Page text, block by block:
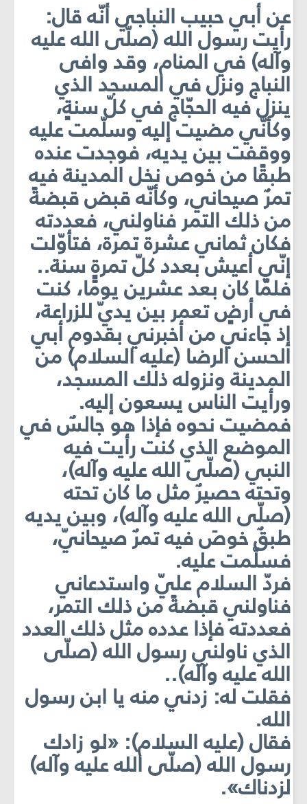
عن أبي حبيب النباجي أنّه قال:
رأيت رسول الله (صلّى الله عليه
وآله) في المنام، وقد وافى
النباج ونزل في المسجد الذي
ينزل فيه الحجّاج في كلّ سنةٍ،
وكأنّي مضيت إليه وسلّمت عليه
ووقفت بين يديه، فوجدت عنده
طبقًا من خوص نخل المدينة فيه
تمرٌ صيحاني، وكأنّه قبض قبضةً
من ذلك التمر فناولني، فعددته
فكان ثماني عشرة تمرة، فتأوّلت
إنّي أعيش بعدد كلّ تمرةٍ سنة..
فلمّا كان بعد عشرين يومًا، كنت
في أرضٍ تعمر بين يديّ للزراعة،
إذ جاءني من أخبرني بقدوم أبي
الحسن الرضا (عليه السلام) من
المدينة ونزوله ذلك المسجد،
ورأيت الناس يسعون إليه.
فمضيت نحوه فإذا هو جالسٌ في
الموضع الذي كنت رأيت فيه
النبي (صلّى الله عليه وآله)،
وتحته حصيرٌ مثل ما كان تحته
(صلّى الله عليه وآله)، وبين يديه
طبقٌ خوصَ فيه تمرٌ صيحانيّ،
فسلّمت عليه.
فردّ السلام عليّ واستدعاني
فناولني قبضةً من ذلك التمر،
فعددته فإذا عدده مثل ذلك العدد
الذي ناولني رسول الله (صلّى
الله عليه وآله)..
فقلت له: زدني منه يا ابن رسول
الله.
فقال (عليه السلام): «لو زادك
رسول الله (صلّى الله عليه وآله)
لزدناك».